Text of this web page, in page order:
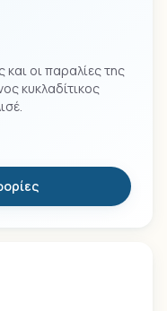
οι παραλίες της
κυκλαδίτικος